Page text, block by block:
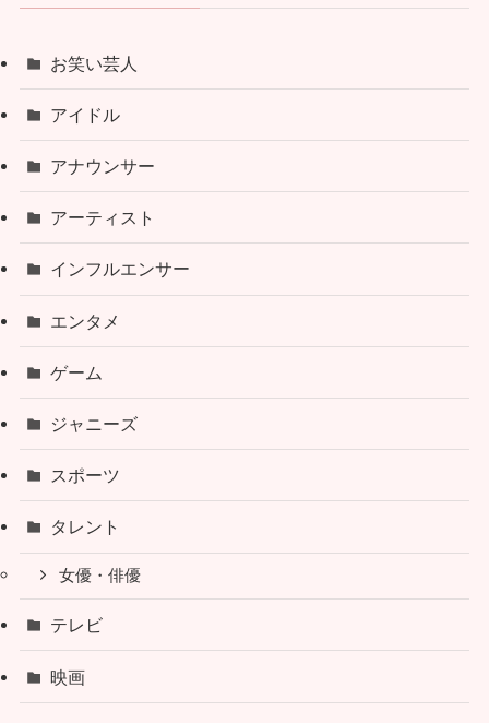
お笑い芸人
アイドル
アナウンサー
アーティスト
インフルエンサー
エンタメ
ゲーム
ジャニーズ
スポーツ
タレント
女優・俳優
テレビ
映画